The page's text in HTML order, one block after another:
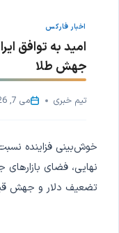
اخبار فارکس
امید به توافق
جهش طلا
تیم خبری می 7, 2026
خوش‌بینی فزاینده
نهایی، فضای
تضعیف دلار و جهش